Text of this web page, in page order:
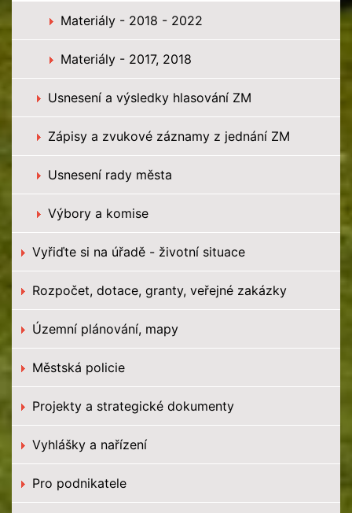
Materiály - 2018 - 2022
Materiály - 2017, 2018
Usnesení a výsledky hlasování ZM
Zápisy a zvukové záznamy z jednání ZM
Usnesení rady města
Výbory a komise
Vyřiďte si na úřadě - životní situace
Rozpočet, dotace, granty, veřejné zakázky
Územní plánování, mapy
Městská policie
Projekty a strategické dokumenty
Vyhlášky a nařízení
Pro podnikatele